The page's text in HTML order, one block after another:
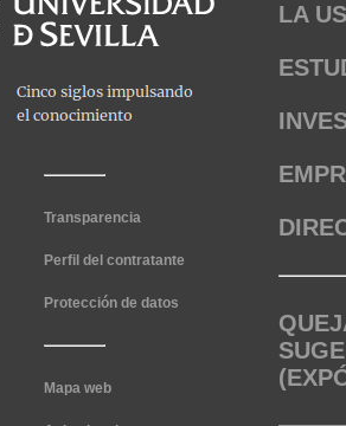
Transparencia
Perfil del contratante
Protección de datos
Mapa web
LA US